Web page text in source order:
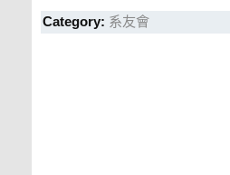
Category: 系友會